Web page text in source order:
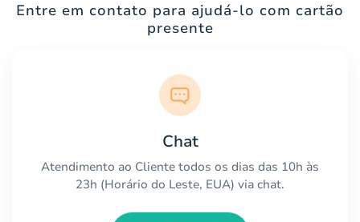
Entre em contato para ajudá-lo com cartão
presente
Chat
Atendimento ao Cliente todos os dias das 10h às
23h (Horário do Leste, EUA) via chat.